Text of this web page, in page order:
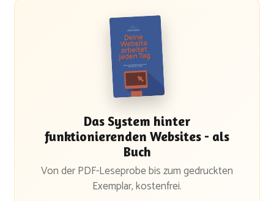
Das System hinter
funktionierenden Websites - als
Buch
Von der PDF-Leseprobe bis zum gedruckten
Exemplar, kostenfrei.